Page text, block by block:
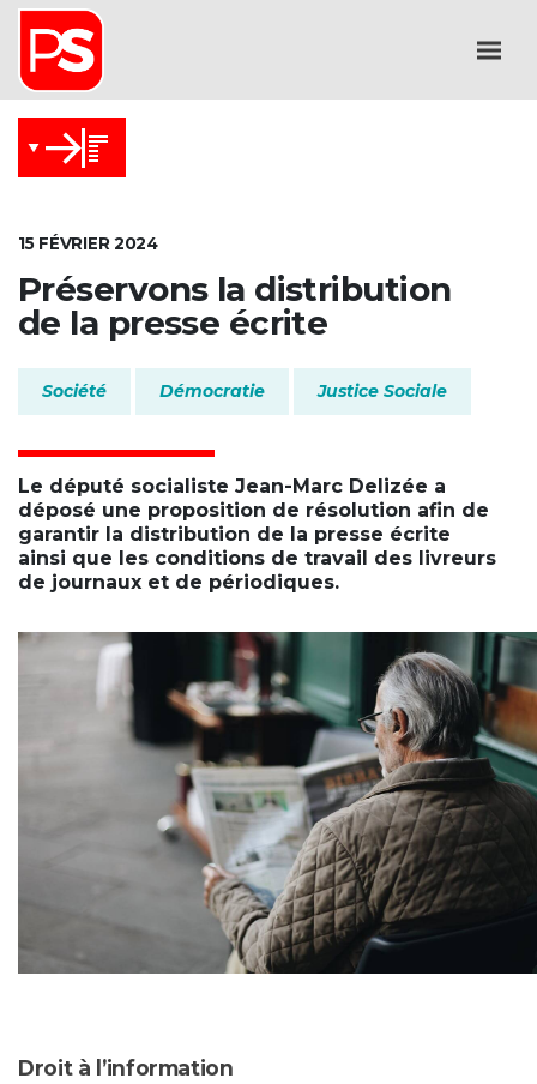
15 FÉVRIER 2024
Préservons la distribution
de la presse écrite
Société Démocratie Justice Sociale
Le député socialiste Jean-Marc Delizée a
déposé une proposition de résolution afin de
garantir la distribution de la presse écrite
ainsi que les conditions de travail des livreurs
de journaux et de périodiques.
Droit à l’information